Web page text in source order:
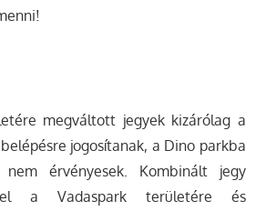
megváltott jegyek kizárólag a
jogosítanak, a Dino parkba
nem érvényesek. Kombinált jegy
a Vadaspark területére és